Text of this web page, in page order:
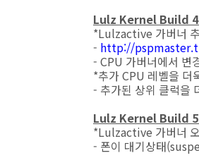
Lulz Kernel Build
*Lulzactive 가버너
- http://
- CPU 가버너에서 변
*추가 CPU 레벨을 더
- 추가된 상위 클럭을
Lulz Kernel Build
*Lulzactive 가버너
- 폰이 대기상태